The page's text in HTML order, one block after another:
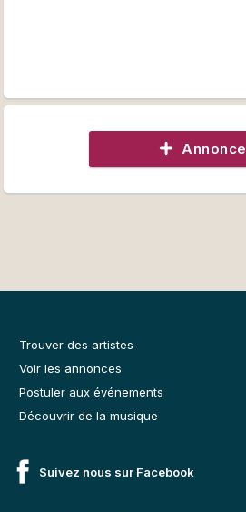
Annonce
Trouver des artistes
Voir les annonces
Postuler aux événements
Découvrir de la musique
Suivez nous sur Facebook